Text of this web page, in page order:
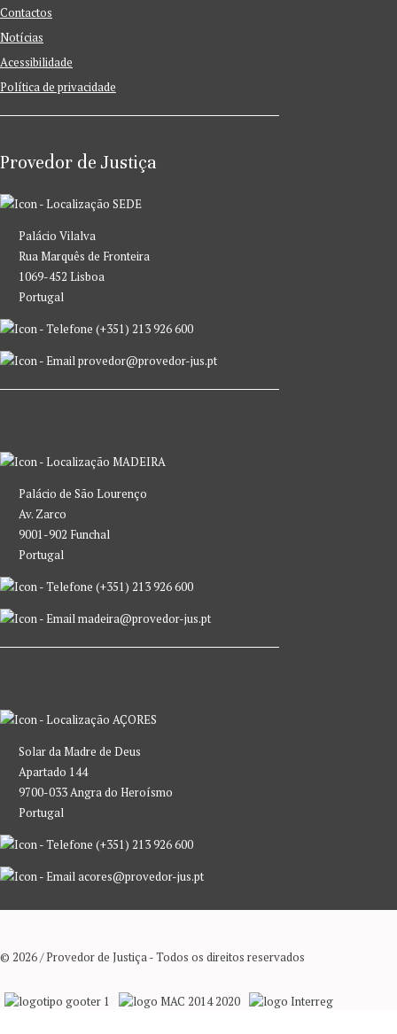
Contactos
Notícias
Acessibilidade
Política de privacidade
Provedor de Justiça
SEDE
Palácio Vilalva
Rua Marquês de Fronteira
1069-452 Lisboa
Portugal
(+351) 213 926 600
provedor@provedor-jus.pt
MADEIRA
Palácio de São Lourenço
Av. Zarco
9001-902 Funchal
Portugal
(+351) 213 926 600
madeira@provedor-jus.pt
AÇORES
Solar da Madre de Deus
Apartado 144
9700-033 Angra do Heroísmo
Portugal
(+351) 213 926 600
acores@provedor-jus.pt
© 2026 / Provedor de Justiça - Todos os direitos reservados